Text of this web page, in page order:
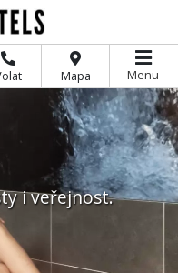
Mapa Menu
i veřejnost.